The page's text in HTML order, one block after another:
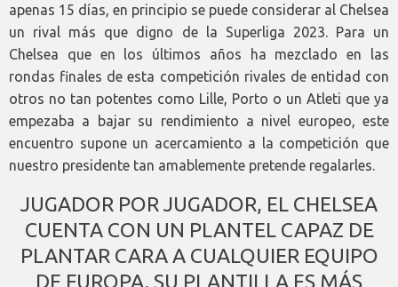
apenas 15 días, en principio se puede considerar al Chelsea
un rival más que digno de la Superliga 2023. Para un
Chelsea que en los últimos años ha mezclado en las
rondas finales de esta competición rivales de entidad con
otros no tan potentes como Lille, Porto o un Atleti que ya
empezaba a bajar su rendimiento a nivel europeo, este
encuentro supone un acercamiento a la competición que
nuestro presidente tan amablemente pretende regalarles.
JUGADOR POR JUGADOR, EL CHELSEA
CUENTA CON UN PLANTEL CAPAZ DE
PLANTAR CARA A CUALQUIER EQUIPO
DE EUROPA. SU PLANTILLA ES MÁS